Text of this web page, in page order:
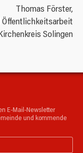
Thomas Förster,
Öffentlichkeitsarbeit
Solingen
E-Mail-Newsletter
und kommende